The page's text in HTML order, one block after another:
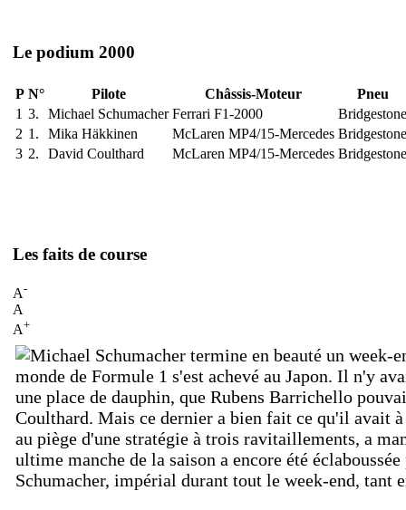
Le podium 2000
P N° Pilote Châssis-Moteur
Pneu
1 3. Michael Schumacher Ferrari F1-2000
Bridgestone
2 1. Mika Häkkinen McLaren MP4/15-Mercedes Bridgestone
3 2. David Coulthard McLaren MP4/15-Mercedes Bridgestone
Les faits de course
A-
A
A+
monde de Formule 1 s'est achevé au Japon. Il n'y
une place de dauphin, que Rubens Barrichello
Coulthard. Mais ce dernier a bien fait ce qu'il avait
au piège d'une stratégie à trois ravitaillements, a
ultime manche de la saison a encore été
Schumacher, impérial durant tout le week-end, tant